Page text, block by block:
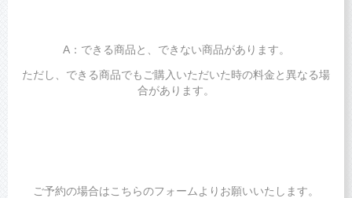
A：できる商品と、できない商品があります。
ただし、できる商品でもご購入いただいた時の料金と異なる場
合があります。
ご予約の場合はこちらのフォームよりお願いいたします。